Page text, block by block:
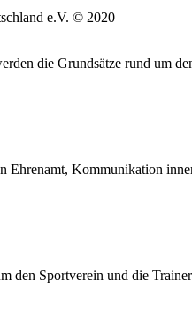
e.V. © 2020
die Grundsätze rund um
Kommunikation
den Sportverein und die